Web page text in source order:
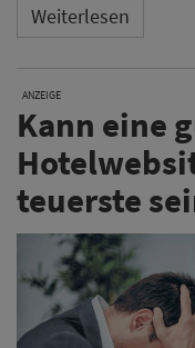
Weiterlesen
ANZEIGE
Kann eine
teuerste